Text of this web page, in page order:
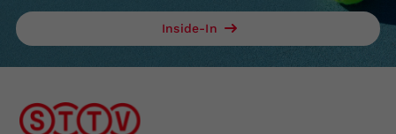
Inside-In